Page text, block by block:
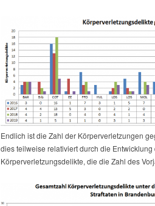
Endlich ist die Zahl der Körperverletzungen
dies teilweise relativiert durch die
Körperverletzungsdelikte, die die Zahl des